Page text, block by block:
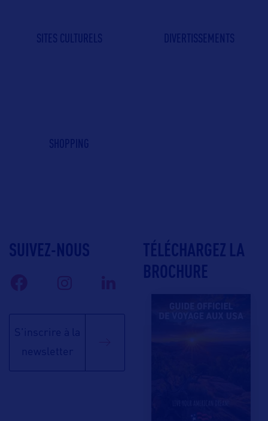
SITES CULTURELS DIVERTISSEMENTS
SHOPPING
SUIVEZ-NOUS
S'inscrire à la
newsletter
TÉLÉCHARGEZ LA
BROCHURE